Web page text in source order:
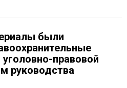
были
правовой
руководства